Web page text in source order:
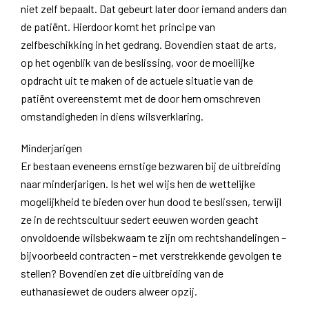
niet zelf bepaalt. Dat gebeurt later door iemand anders dan
de patiënt. Hierdoor komt het principe van
zelfbeschikking in het gedrang. Bovendien staat de arts,
op het ogenblik van de beslissing, voor de moeilijke
opdracht uit te maken of de actuele situatie van de
patiënt overeenstemt met de door hem omschreven
omstandigheden in diens wilsverklaring.
Minderjarigen
Er bestaan eveneens ernstige bezwaren bij de uitbreiding
naar minderjarigen. Is het wel wijs hen de wettelijke
mogelijkheid te bieden over hun dood te beslissen, terwijl
ze in de rechtscultuur sedert eeuwen worden geacht
onvoldoende wilsbekwaam te zijn om rechtshandelingen –
bijvoorbeeld contracten – met verstrekkende gevolgen te
stellen? Bovendien zet die uitbreiding van de
euthanasiewet de ouders alweer opzij.